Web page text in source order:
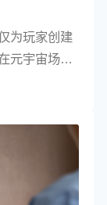
为玩家创建
元宇宙场景